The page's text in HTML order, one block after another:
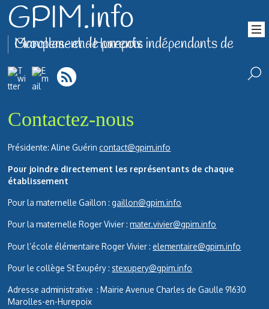
GPIM.info
Groupement de parents indépendants de Marolles-en-Hurepoix
Contactez-nous
Présidente: Aline Guérin contact@gpim.info
Pour joindre directement les représentants de chaque
établissement
Pour la maternelle Gaillon :gaillon@gpim.info
Pour la maternelle Roger Vivier :mater.vivier@gpim.info
Pour l’école élémentaire Roger Vivier : elementaire@gpim.info
Pour le collège St Exupéry : stexupery@gpim.info
Adresse administrative : Mairie Avenue Charles de Gaulle 91630
Marolles-en-Hurepoix